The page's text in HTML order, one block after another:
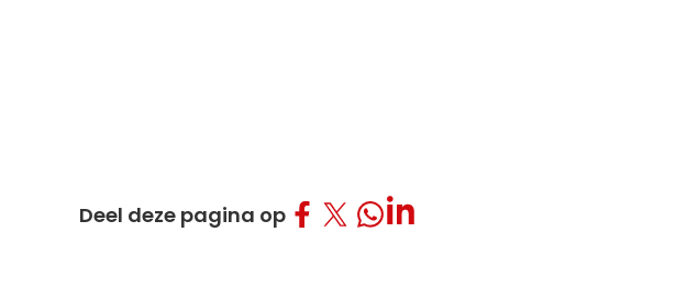
Deel deze pagina opDeel op Facebook
Deel op Twitter
Deel op Whatsapp
Deel op LinkedIn